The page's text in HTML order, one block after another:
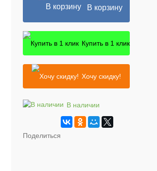
В корзину
Купить в 1 клик
Хочу скидку!
В наличии
Поделиться